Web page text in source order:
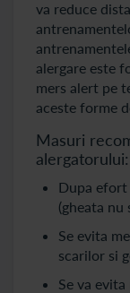
va reduce
alergare este
mers alert pe
aceste forme
Masuri
alergatorului:
Dupa efort
(gheata nu
Se evita
scarilor si
Se va